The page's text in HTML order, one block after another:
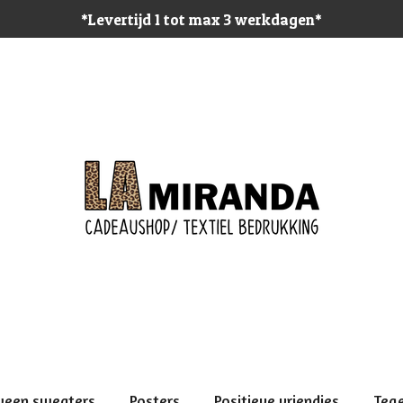
*Levertijd 1 tot max 3 werkdagen*